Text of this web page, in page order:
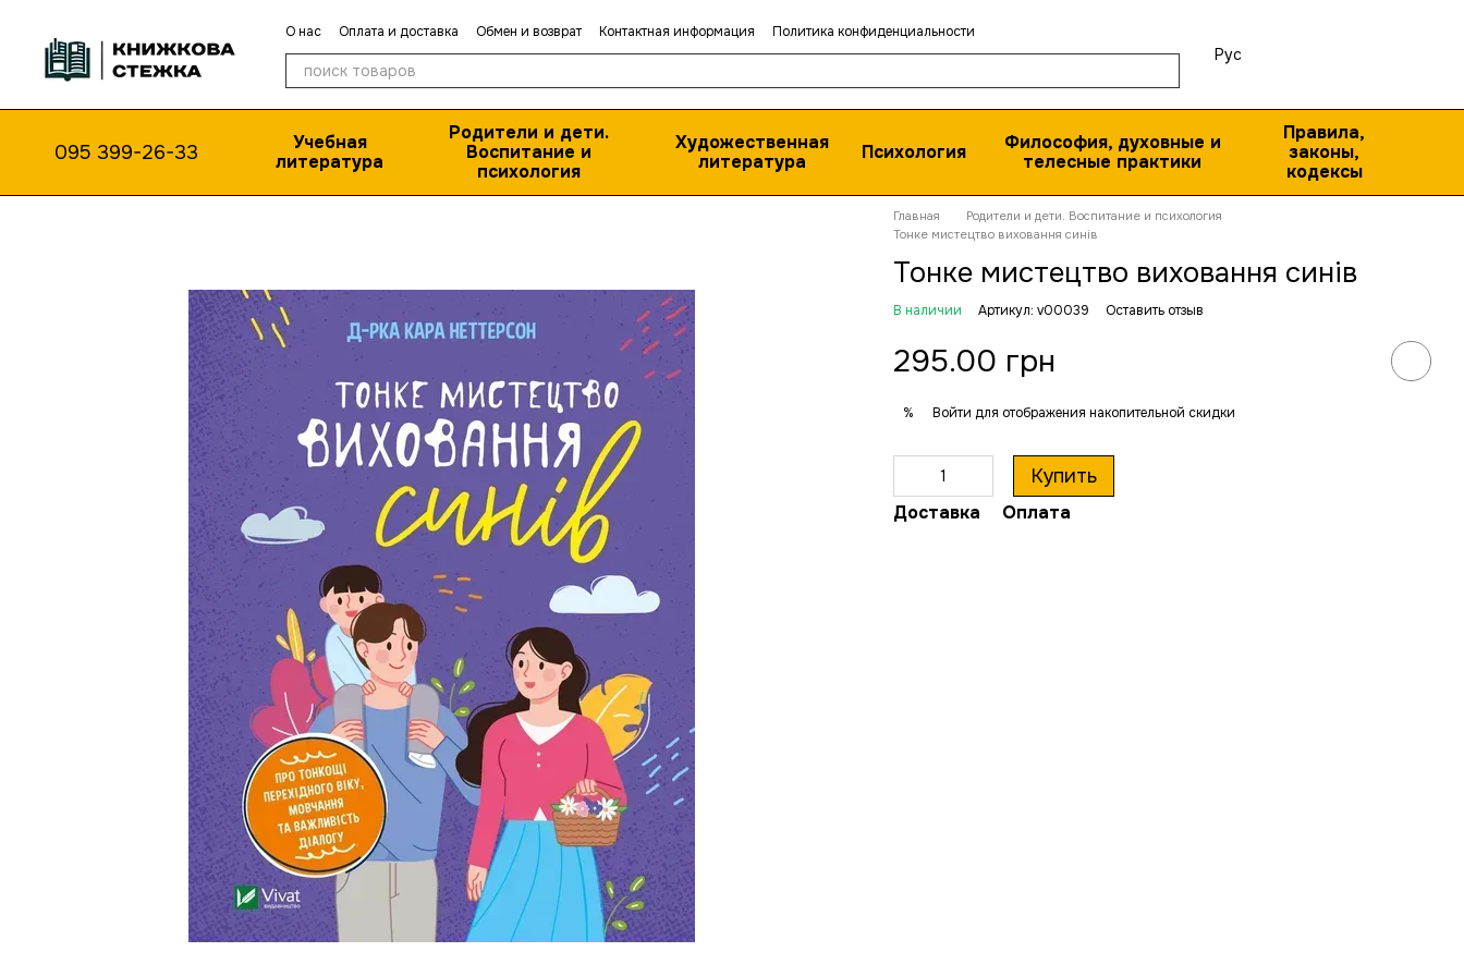
О нас Оплата и доставка Обмен и возврат Контактная информация
Политика конфиденциальности
Публичная оферта
Рус
095 399-26-33
Учебная
литература
Родители и дети.
Воспитание и
психология
Художественная
литература
Психология
Философия, духовные и
телесные практики
Правила,
законы,
кодексы
Главная
Родители и дети. Воспитание и психология
Тонке мистецтво виховання синів
Тонке мистецтво виховання синів
В наличии Артикул: v00039 Оставить отзыв
295.00 грн
% Войти для отображения накопительной скидки
Купить
Доставка Оплата